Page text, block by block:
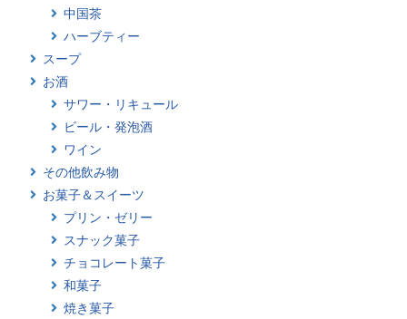
中国茶
ハーブティー
スープ
お酒
サワー・リキュール
ビール・発泡酒
ワイン
その他飲み物
お菓子＆スイーツ
プリン・ゼリー
スナック菓子
チョコレート菓子
和菓子
焼き菓子